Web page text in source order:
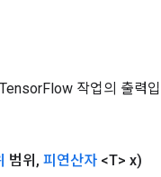
작업의 출력
범위 , 피연산자 <T> x)